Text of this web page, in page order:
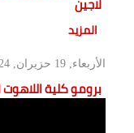
المزيد
الأربعاء, 19 حزيران, 2024
برومو كلية